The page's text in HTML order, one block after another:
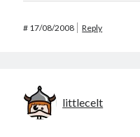
# 17/08/2008 Reply
littlecelt